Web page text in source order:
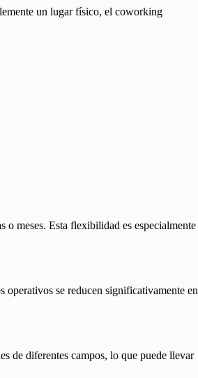
un lugar físico, el coworking
o meses. Esta flexibilidad es especialmente
operativos se reducen significativamente en
de diferentes campos, lo que puede llevar